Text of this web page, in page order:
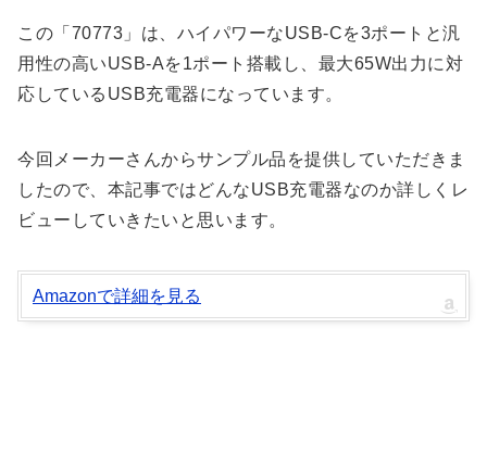
この「70773」は、ハイパワーなUSB-Cを3ポートと汎
用性の高いUSB-Aを1ポート搭載し、最大65W出力に対
応しているUSB充電器になっています。
今回メーカーさんからサンプル品を提供していただきま
したので、本記事ではどんなUSB充電器なのか詳しくレ
ビューしていきたいと思います。
Amazonで詳細を見る